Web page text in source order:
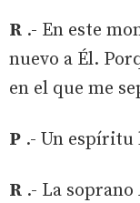
R .- En este
nuevo a Él.
en el que me
P .- Un
R .- La